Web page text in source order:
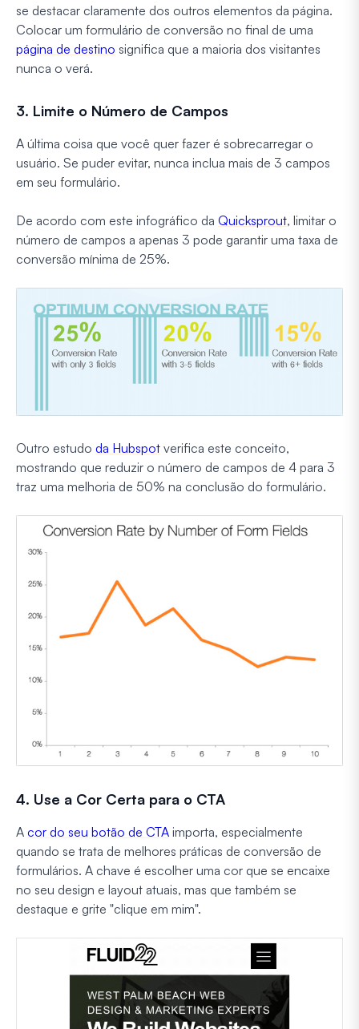
se destacar claramente dos outros elementos da página.
Colocar um formulário de conversão no final de uma
página de destino significa que a maioria dos visitantes
nunca o verá.
3. Limite o Número de Campos
A última coisa que você quer fazer é sobrecarregar o
usuário. Se puder evitar, nunca inclua mais de 3 campos
em seu formulário.
De acordo com este infográfico da Quicksprout, limitar o
número de campos a apenas 3 pode garantir uma taxa de
conversão mínima de 25%.
Outro estudo da Hubspot verifica este conceito,
mostrando que reduzir o número de campos de 4 para 3
traz uma melhoria de 50% na conclusão do formulário.
4. Use a Cor Certa para o CTA
A cor do seu botão de CTA importa, especialmente
quando se trata de melhores práticas de conversão de
formulários. A chave é escolher uma cor que se encaixe
no seu design e layout atuais, mas que também se
destaque e grite "clique em mim".